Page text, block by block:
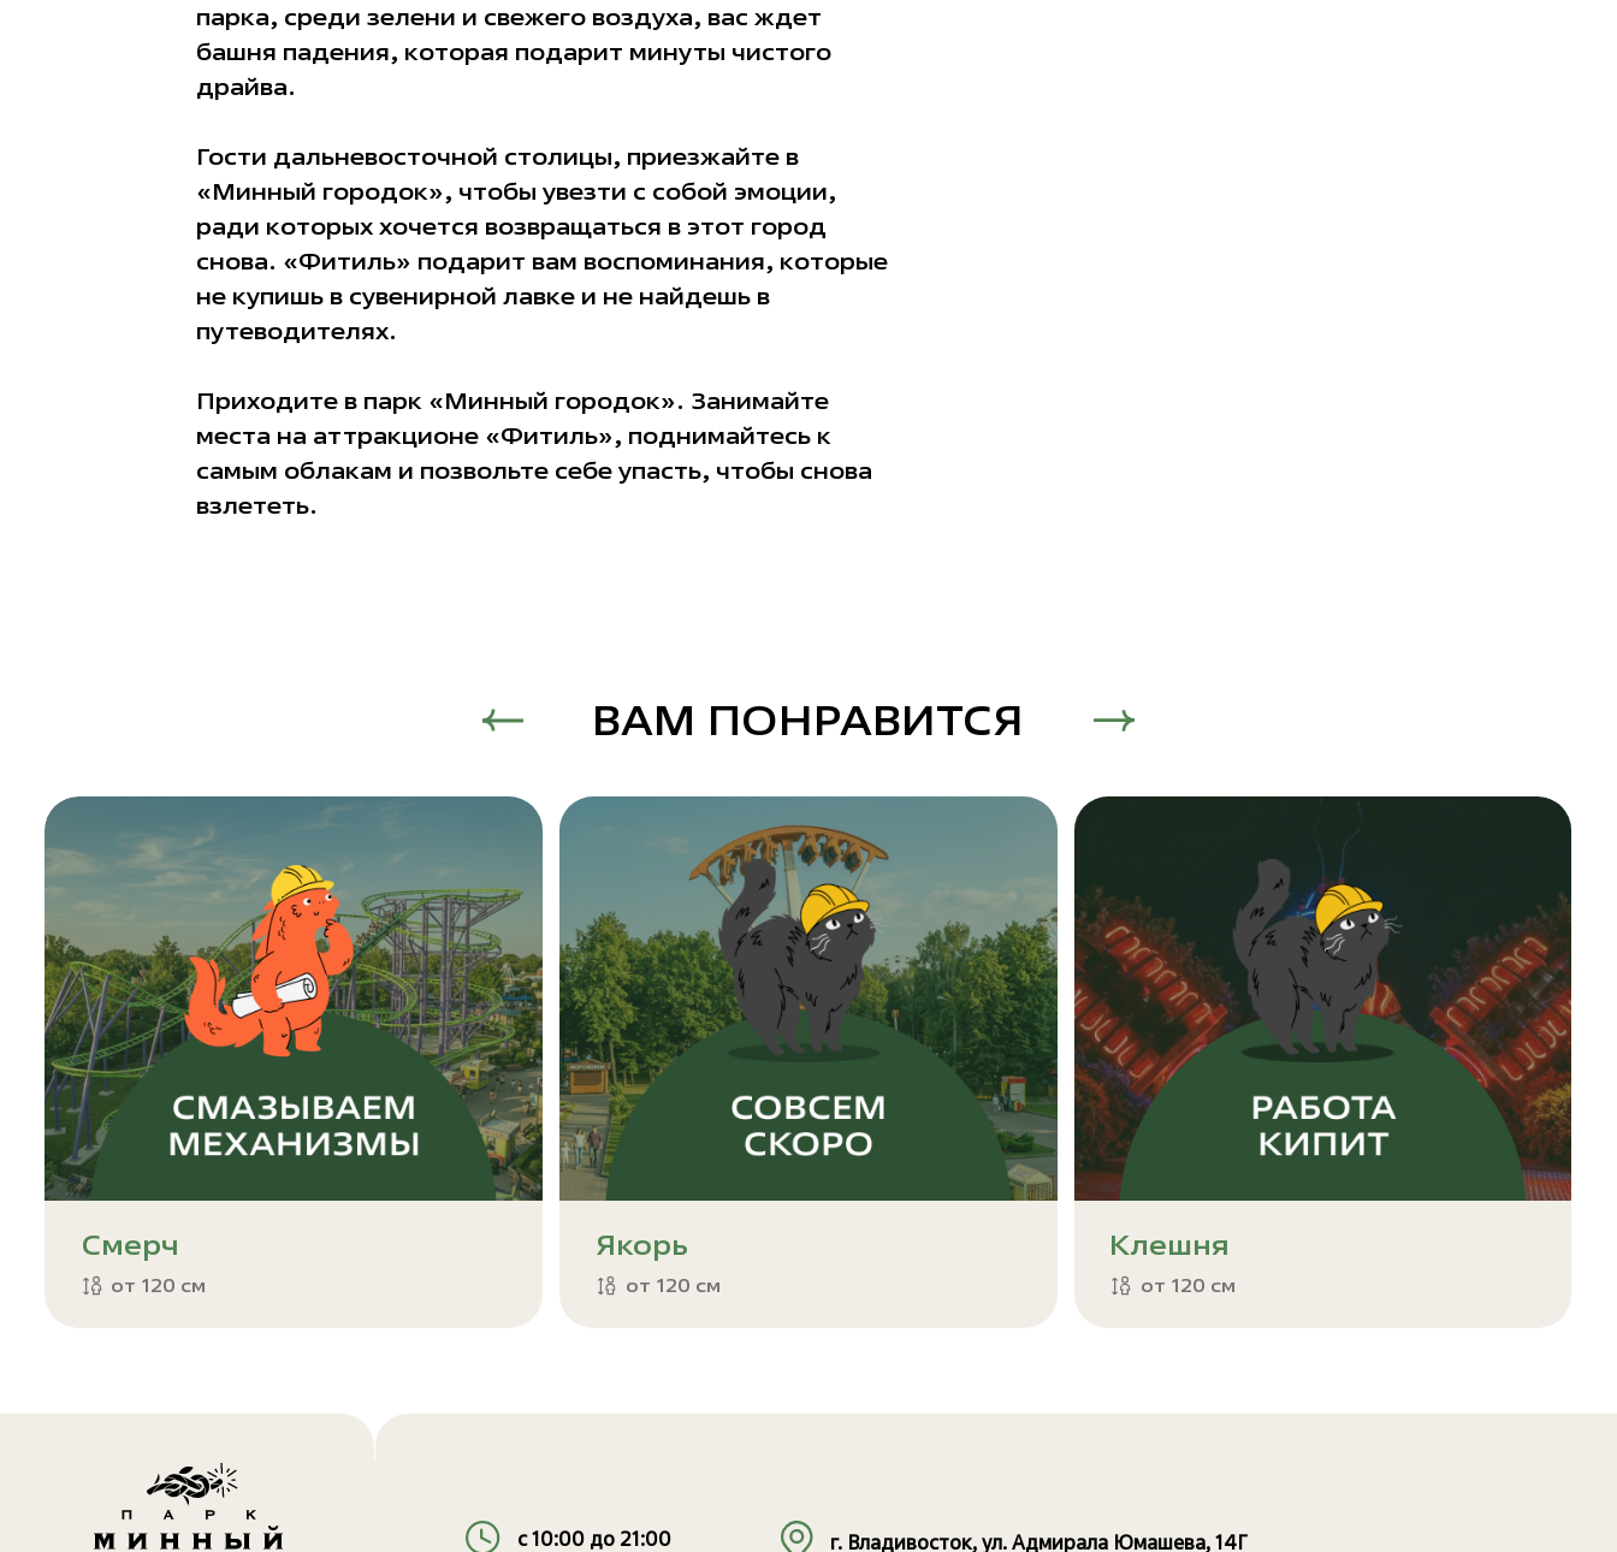
парка, среди зелени и свежего воздуха, вас ждет
башня падения, которая подарит минуты чистого
драйва.
Гости дальневосточной столицы, приезжайте в
«Минный городок», чтобы увезти с собой эмоции,
ради которых хочется возвращаться в этот город
снова. «Фитиль» подарит вам воспоминания, которые
не купишь в сувенирной лавке и не найдешь в
путеводителях.
Приходите в парк «Минный городок». Занимайте
места на аттракционе «Фитиль», поднимайтесь к
самым облакам и позвольте себе упасть, чтобы снова
взлететь.
ВАМ ПОНРАВИТСЯ
Смерч
от 120 см
Якорь
от 120 см
Клешня
от 120 см
с 10:00 до 21:00 г. Владивосток, ул. Адмирала Юмашева, 14Г